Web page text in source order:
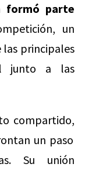
formó parte
un
las principales
junto a las
compartido,
un paso
Su unión